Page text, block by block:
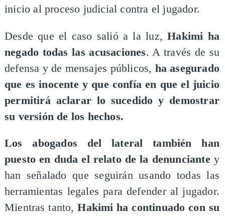
inicio al proceso judicial contra el jugador.
Desde que el caso salió a la luz,Hakimi ha
negado todas las acusaciones. A través de su
defensa y de mensajes públicos, ha asegurado
que es inocente y que confía en que el juicio
permitirá aclarar lo sucedido y demostrar
su versión de los hechos.
Los abogados del lateral también han
puesto en duda el relato de la denunciante y
han señalado que seguirán usando todas las
herramientas legales para defender al jugador.
Mientras tanto,Hakimi ha continuado con su